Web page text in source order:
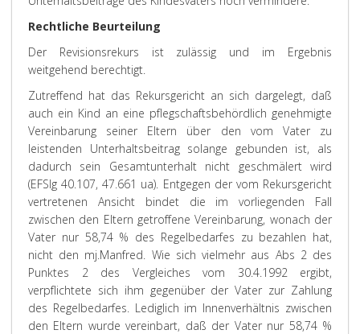
Rechtliche Beurteilung
Der Revisionsrekurs ist zulässig und im Ergebnis
weitgehend berechtigt.
Zutreffend hat das Rekursgericht an sich dargelegt, daß
auch ein Kind an eine pflegschaftsbehördlich genehmigte
Vereinbarung seiner Eltern über den vom Vater zu
leistenden Unterhaltsbeitrag solange gebunden ist, als
dadurch sein Gesamtunterhalt nicht geschmälert wird
(EFSlg 40.107, 47.661 ua). Entgegen der vom Rekursgericht
vertretenen Ansicht bindet die im vorliegenden Fall
zwischen den Eltern getroffene Vereinbarung, wonach der
Vater nur 58,74 % des Regelbedarfes zu bezahlen hat,
nicht den mj.Manfred. Wie sich vielmehr aus Abs 2 des
Punktes 2 des Vergleiches vom 30.4.1992 ergibt,
verpflichtete sich ihm gegenüber der Vater zur Zahlung
des Regelbedarfes. Lediglich im Innenverhältnis zwischen
den Eltern wurde vereinbart, daß der Vater nur 58,74 %